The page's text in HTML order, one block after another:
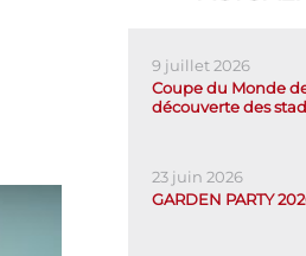
9 juillet 2026
Coupe du Monde
découverte des
23 juin 2026
GARDEN PARTY